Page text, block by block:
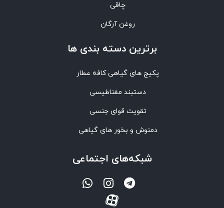
چاقی
روغن آرگان
برترین‌ دسته بندی ها
پکیج های گیاهی کافه عطار
دستبند مغناطیسی
تقویت قوای جنسی
دمنوش و بخور های گیاهی
شبکه‌های اجتماعی